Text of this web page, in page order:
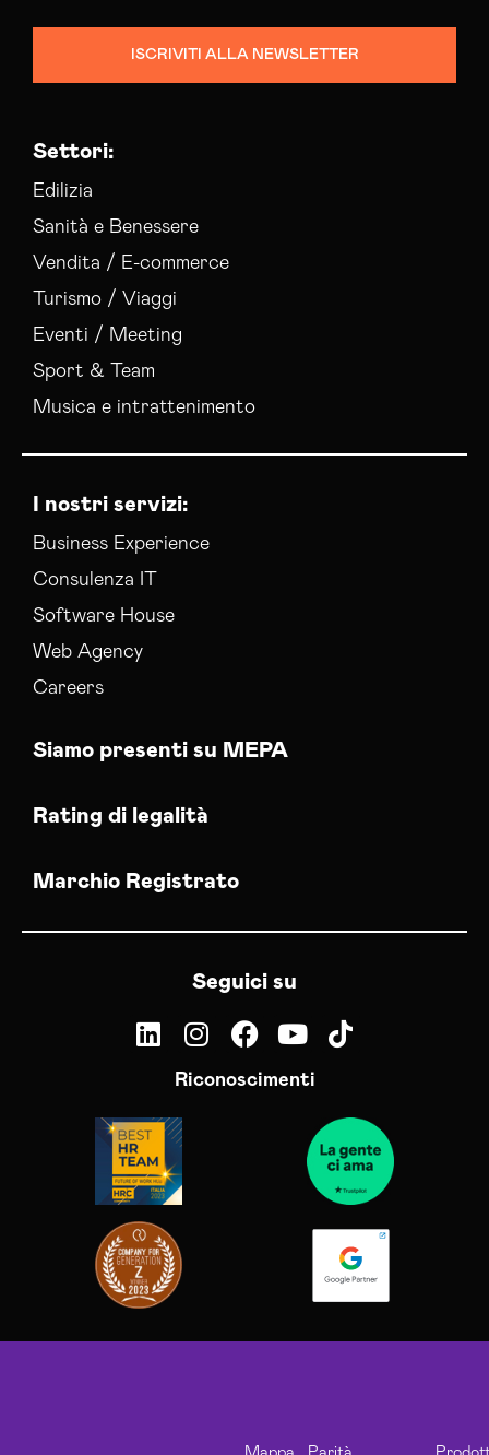
ISCRIVITI ALLA NEWSLETTER
Settori:
Edilizia
Sanità e Benessere
Vendita / E-commerce
Turismo / Viaggi
Eventi / Meeting
Sport & Team
Musica e intrattenimento
I nostri servizi:
Business Experience
Consulenza IT
Software House
Web Agency
Careers
Siamo presenti su MEPA
Rating di legalità
Marchio Registrato
Seguici su
Riconoscimenti